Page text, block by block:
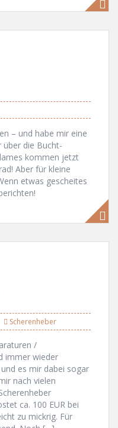
– und habe mir eine
die Bucht-
kommen jetzt
Aber für kleine
etwas gescheites
Scherenheber
/
immer wieder
es mir dabei sogar
nach vielen
ca. 100 EUR bei
zu mickrig. Für